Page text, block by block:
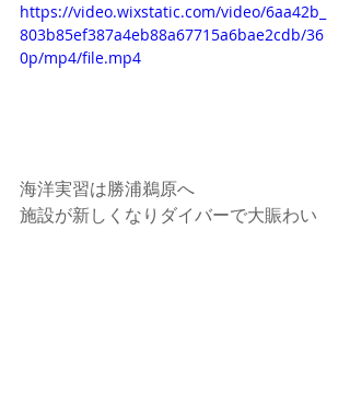
https://video.wixstatic.com/video/6aa42b_
803b85ef387a4eb88a67715a6bae2cdb/36
0p/mp4/file.mp4
海洋実習は勝浦鵜原へ
施設が新しくなりダイバーで大賑わい